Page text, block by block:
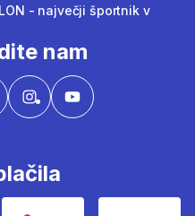
- največji športnik v
nam